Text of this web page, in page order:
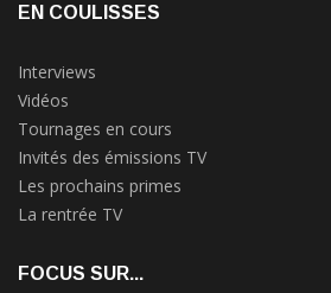
EN COULISSES
Interviews
Vidéos
Tournages en cours
Invités des émissions TV
Les prochains primes
La rentrée TV
FOCUS SUR...